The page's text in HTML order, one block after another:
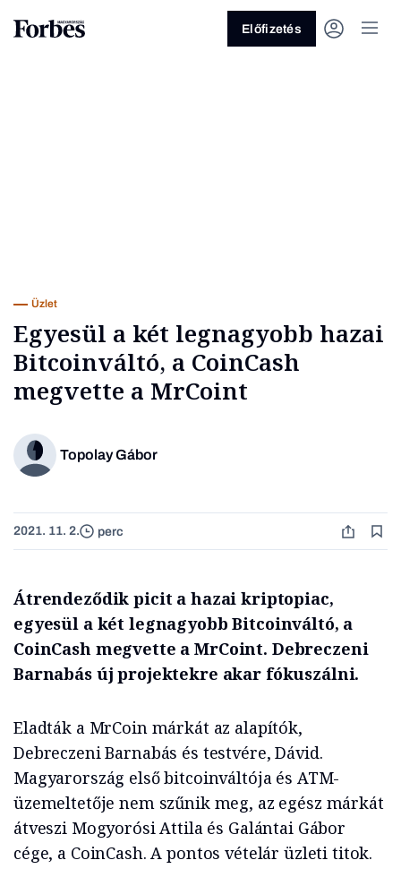
Előfizetés
Üzlet
Egyesül a két legnagyobb hazai
Bitcoinváltó, a CoinCash
megvette a MrCoint
Topolay Gábor
2021. 11. 2. perc
Átrendeződik picit a hazai kriptopiac,
egyesül a két legnagyobb Bitcoinváltó, a
CoinCash megvette a MrCoint. Debreczeni
Barnabás új projektekre akar fókuszálni.
Eladták a MrCoin márkát az alapítók,
Debreczeni Barnabás és testvére, Dávid.
Magyarország első bitcoinváltója és ATM-
üzemeltetője nem szűnik meg, az egész márkát
átveszi Mogyorósi Attila és Galántai Gábor
cége, a CoinCash. A pontos vételár üzleti titok.